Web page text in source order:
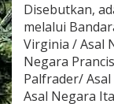
Disebutkan,
melalui
Virginia / Asal
Negara
Palfrader/
Asal Negara